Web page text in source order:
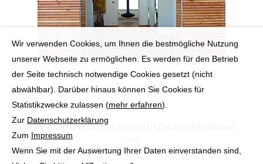
KONTAKT
Wir verwenden Cookies, um Ihnen die bestmögliche Nutzung
unserer Webseite zu ermöglichen. Es werden für den Betrieb
der Seite technisch notwendige Cookies gesetzt (nicht
abwählbar). Darüber hinaus können Sie Cookies für
Statistikzwecke zulassen (mehr erfahren).
Zur Datenschutzerklärung
Zum Impressum
Wenn Sie mit der Auswertung Ihrer Daten einverstanden sind,